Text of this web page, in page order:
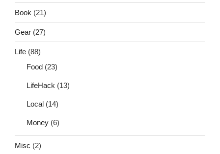
Book (21)
Gear (27)
Life (88)
Food (23)
LifeHack (13)
Local (14)
Money (6)
Misc (2)